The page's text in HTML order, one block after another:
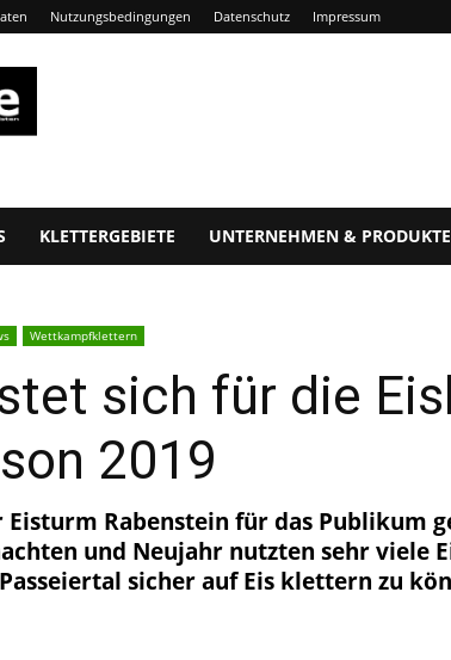
Nutzungsbedingungen Datenschutz Impressum
KLETTERGEBIETE UNTERNEHMEN & PRODUKTE
Wettkampfklettern
sich für die
2019
Eisturm Rabenstein für das Publikum
und Neujahr nutzten sehr viele
sicher auf Eis klettern zu